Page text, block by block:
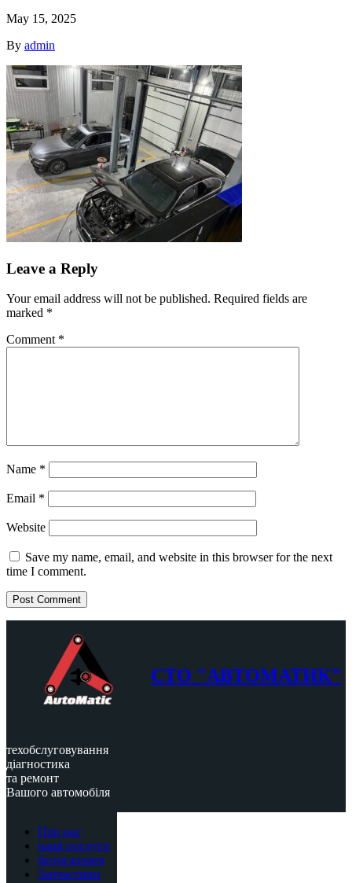
May 15, 2025
By admin
Leave a Reply
Your email address will not be published. Required fields are
marked *
Comment *
Name *
Email *
Website
Save my name, email, and website in this browser for the next
time I comment.
СТО "АВТОМАТИК"
техобслуговування
діагностика
та ремонт
Вашого автомобіля
Про нас
наші послуги
фотогалерея
Запчастини